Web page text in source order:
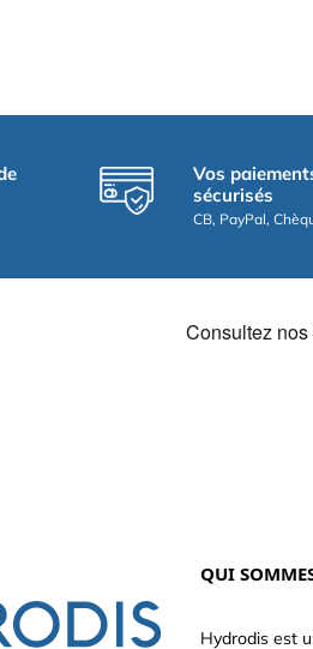
Vos
sécurisés
CB, PayPal,
QUI
Hydrodis est